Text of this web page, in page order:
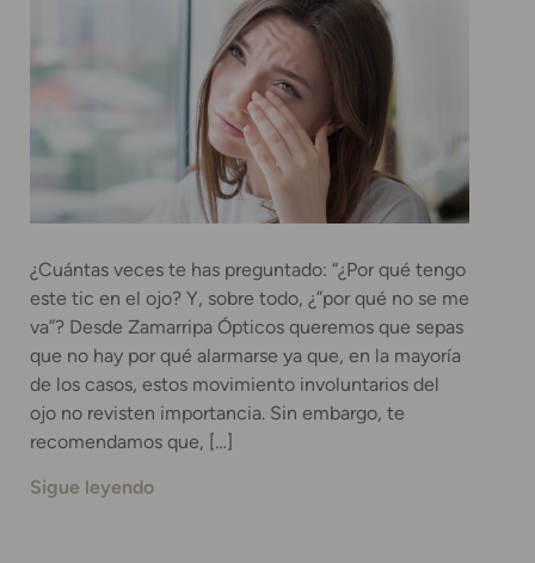
¿Cuántas veces te has preguntado: “¿Por qué tengo
este tic en el ojo? Y, sobre todo, ¿”por qué no se me
va”? Desde Zamarripa Ópticos queremos que sepas
que no hay por qué alarmarse ya que, en la mayoría
de los casos, estos movimiento involuntarios del
ojo no revisten importancia. Sin embargo, te
recomendamos que, […]
Sigue leyendo